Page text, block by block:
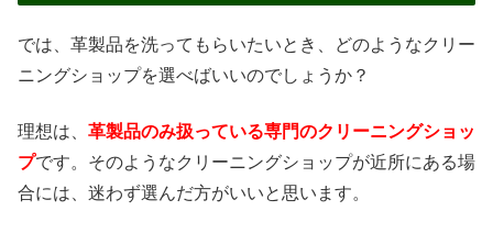
では、革製品を洗ってもらいたいとき、どのようなクリー
ニングショップを選べばいいのでしょうか？
理想は、 革製品のみ扱っている専門のクリーニングショッ
プです。そのようなクリーニングショップが近所にある場
合には、迷わず選んだ方がいいと思います。